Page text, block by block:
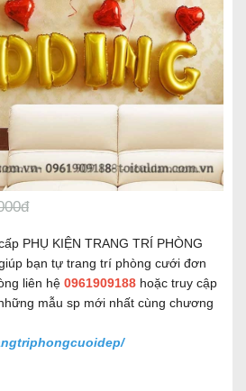
PHỤ KIỆN TRANG TRÍ PHÒNG
bạn tự trang trí phòng cưới đơn
liên hệ 0961909188 hoặc truy cập
mẫu sp mới nhất cùng chương